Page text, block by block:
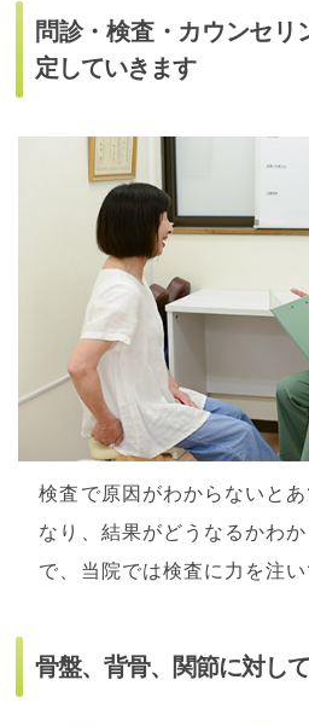
問診・検査・カウンセリ
定していきます
検査で原因がわからないと
なり、結果がどうなるかわ
で、当院では検査に力を注い
骨盤、背骨、関節に対し